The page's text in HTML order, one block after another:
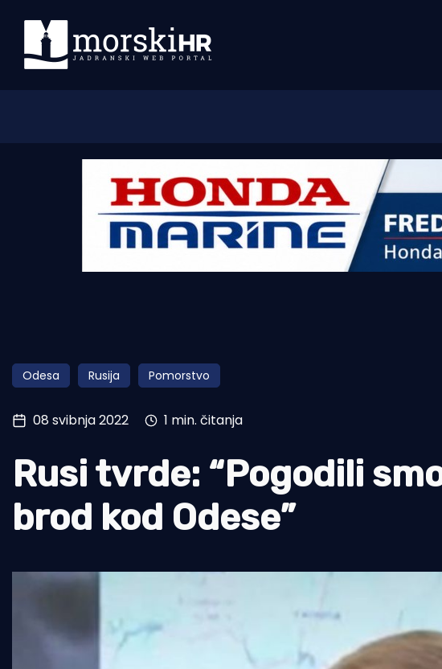
Morski plus
Pomorstvo
Ribolov
Tradicija i kultura
Odesa Rusija Pomorstvo
08 svibnja 2022 1 min. čitanja
Rusi tvrde: “Pogodili
brod kod Odese”